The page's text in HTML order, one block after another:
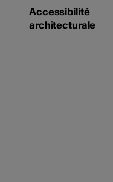
Accessibilité
architecturale